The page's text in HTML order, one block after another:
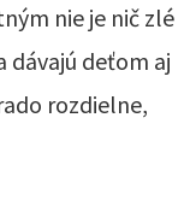
nie je nič zlé
dávajú deťom aj
rozdielne,